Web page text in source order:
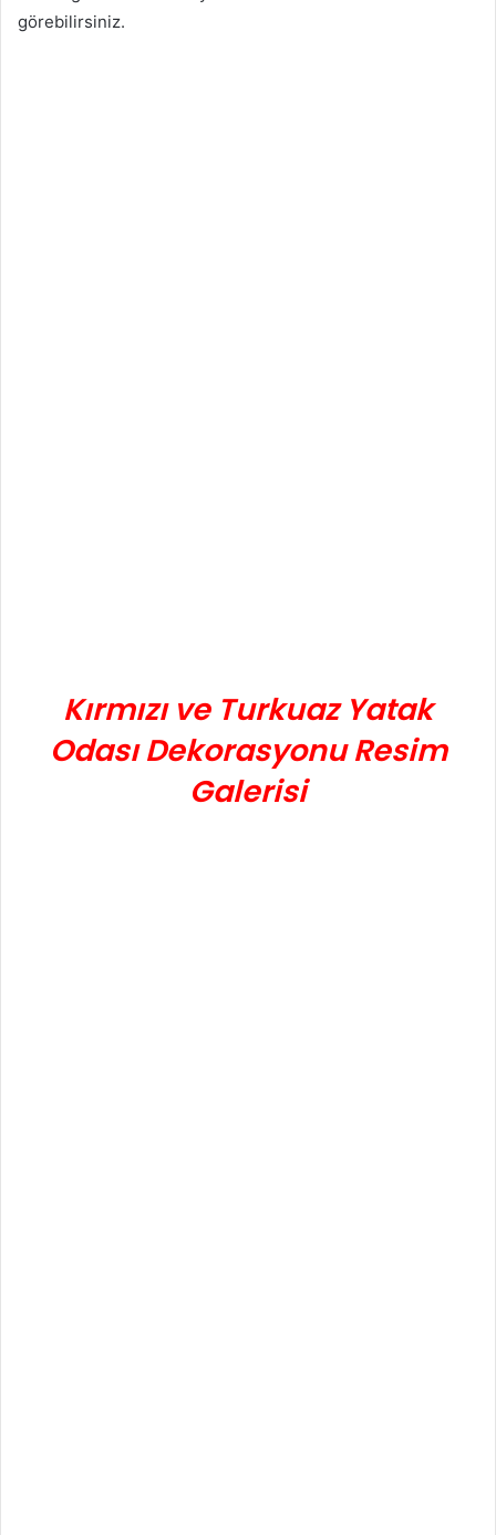
görebilirsiniz.
Kırmızı ve Turkuaz Yatak
Odası Dekorasyonu Resim
Galerisi